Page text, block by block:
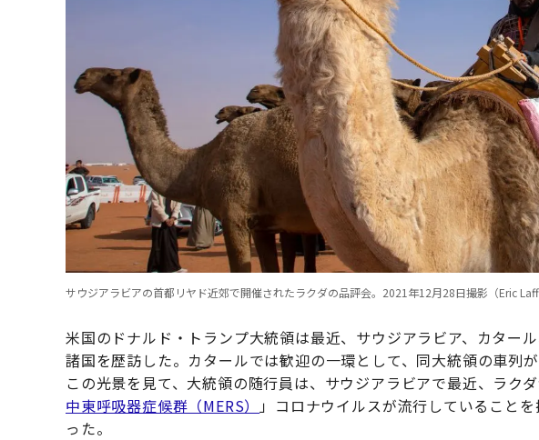
サウジアラビアの首都リヤド近郊で開催されたラクダの品評会。2021年12月28日撮影（Eric
米国のドナルド・トランプ大統領は最近、サウジアラビア、カター
諸国を歴訪した。カタールでは歓迎の一環として、同大統領の車列
この光景を見て、大統領の随行員は、サウジアラビアで最近、ラク
中東呼吸器症候群（MERS）
」コロナウイルスが流行していること
った。